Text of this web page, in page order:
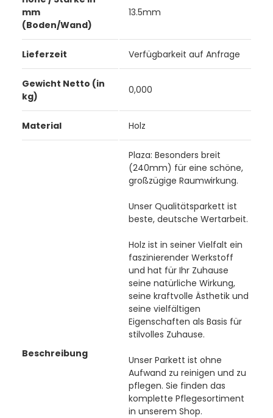
mm
(Boden/Wand)
13.5mm
Lieferzeit Verfügbarkeit auf Anfrage
Gewicht Netto (in
kg)
0,000
Material Holz
Beschreibung
Plaza: Besonders breit
(240mm) für eine schöne,
großzügige Raumwirkung.
Unser Qualitätsparkett ist
beste, deutsche Wertarbeit.
Holz ist in seiner Vielfalt ein
faszinierender Werkstoff
und hat für Ihr Zuhause
seine natürliche Wirkung,
seine kraftvolle Ästhetik und
seine vielfältigen
Eigenschaften als Basis für
stilvolles Zuhause.
Unser Parkett ist ohne
Aufwand zu reinigen und zu
pflegen. Sie finden das
komplette Pflegesortiment
in unserem Shop.